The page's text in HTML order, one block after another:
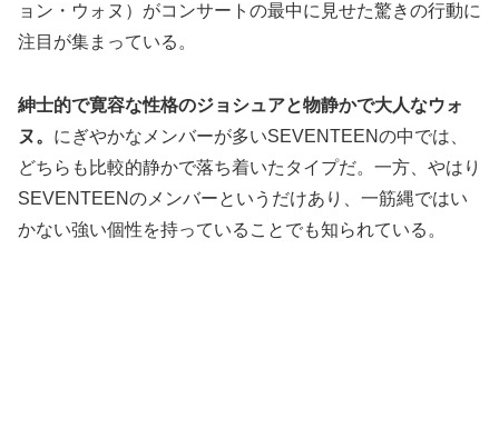
ョン・ウォヌ）がコンサートの最中に見せた驚きの行動に
注目が集まっている。
紳士的で寛容な性格のジョシュアと物静かで大人なウォ
ヌ。 にぎやかなメンバーが多いSEVENTEENの中では、
どちらも比較的静かで落ち着いたタイプだ。一方、やはり
SEVENTEENのメンバーというだけあり、一筋縄ではい
かない強い個性を持っていることでも知られている。